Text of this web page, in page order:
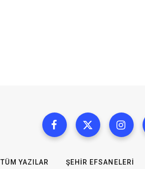
TÜM YAZILAR ŞEHIR EFSANELERI